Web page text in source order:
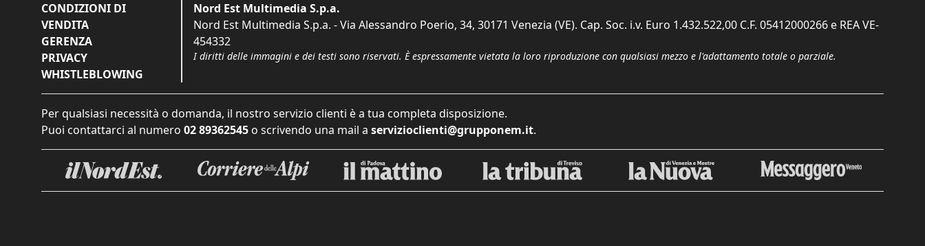
CONDIZIONI DI
VENDITA
GERENZA
PRIVACY
WHISTLEBLOWING
Nord Est Multimedia S.p.a.
Nord Est Multimedia S.p.a. - Via Alessandro Poerio, 34, 30171 Venezia (VE). Cap. Soc. i.v. Euro 1.432.522,00 C.F. 05412000266 e REA VE-
454332
I diritti delle immagini e dei testi sono riservati. È espressamente vietata la loro riproduzione con qualsiasi mezzo e l'adattamento totale o parziale.
Per qualsiasi necessità o domanda, il nostro servizio clienti è a tua completa disposizione.
Puoi contattarci al numero 02 89362545 o scrivendo una mail a servizioclienti@grupponem.it.